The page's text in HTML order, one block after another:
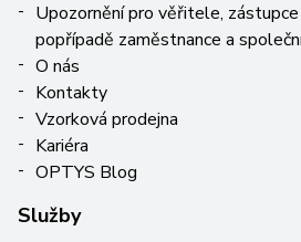
Upozornění pro věřitele,
popřípadě zaměstnance a
O nás
Kontakty
Vzorková prodejna
Kariéra
OPTYS Blog
Služby